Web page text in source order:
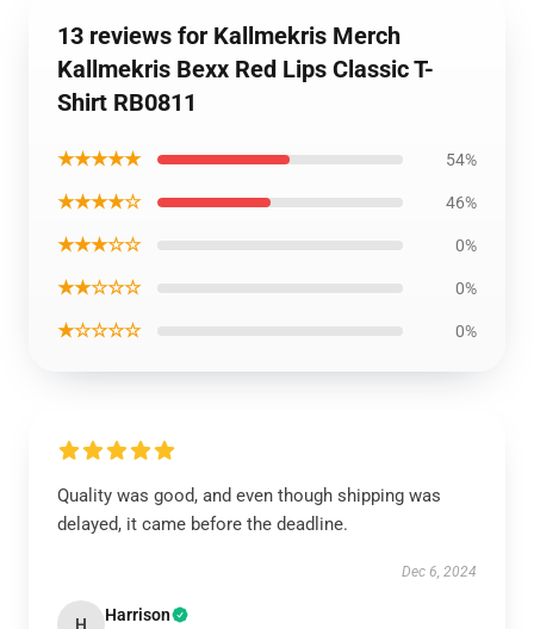
13 reviews for Kallmekris Merch
Kallmekris Bexx Red Lips Classic T-
Shirt RB0811
★★★★★ 54%
★★★★☆ 46%
★★★☆☆ 0%
★★☆☆☆ 0%
★☆☆☆☆ 0%
Quality was good, and even though shipping was
delayed, it came before the deadline.
Dec 6, 2024
H Harrison